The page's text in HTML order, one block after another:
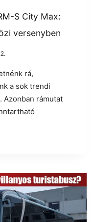
S City Max:
versenyben
rá,
a sok trendi
Azonban rámutat